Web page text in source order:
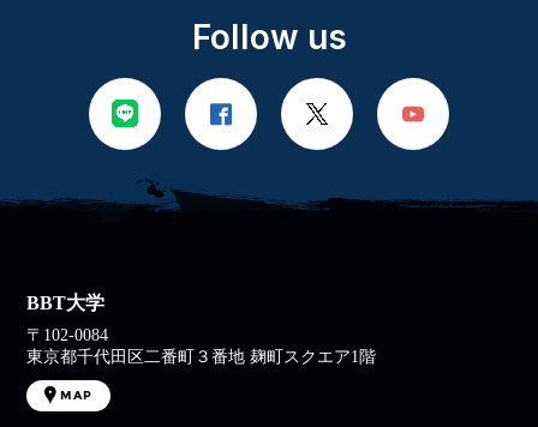
Follow us
BBT大学
〒102-0084
東京都千代田区二番町３番地 麹町スクエア1階
MAP